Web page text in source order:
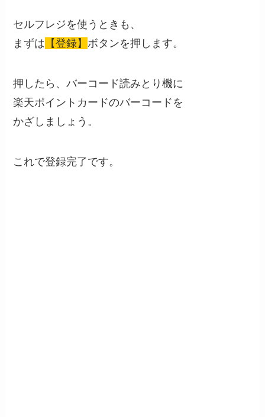
セルフレジを使うときも、
まずは 【登録】 ボタンを押します。
押したら、バーコード読みとり機に
楽天ポイントカードのバーコードを
かざしましょう。
これで登録完了です。